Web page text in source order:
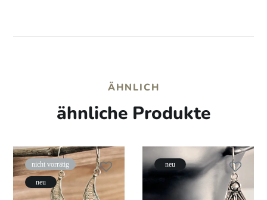
ÄHNLICH
ähnliche Produkte
nicht vorrätig
neu
neu